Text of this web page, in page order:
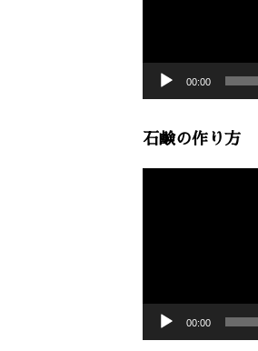
00:00
石鹸の作り方
00:00